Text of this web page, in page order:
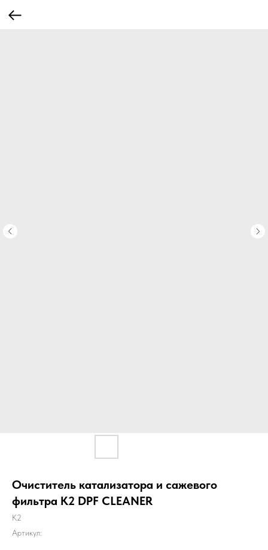
Очиститель катализатора и сажевого
фильтра K2 DPF CLEANER
K2
Артикул: